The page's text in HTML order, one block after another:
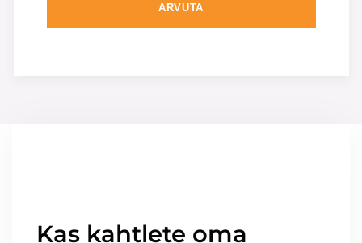
ARVUTA
Kas kahtlete oma